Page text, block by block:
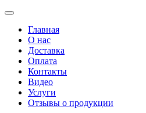
Главная
О нас
Доставка
Оплата
Контакты
Видео
Услуги
Отзывы о продукции